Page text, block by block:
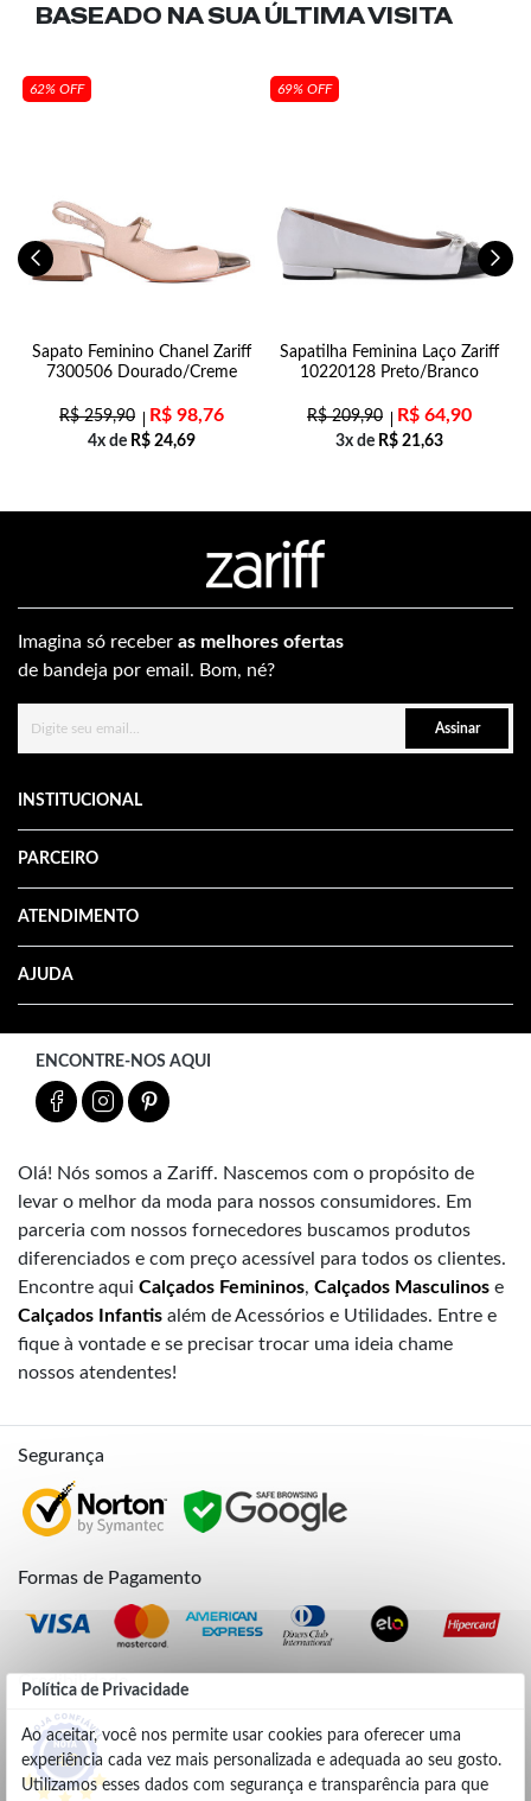
Política de Privacidade
Ao aceitar, você nos permite usar cookies para oferecer uma
experiência cada vez mais personalizada e adequada ao seu gosto.
Utilizamos esses dados com segurança e transparência para que
BASEADO NA SUAÚLTIMA VISITA
62% OFF
Sapato Feminino Chanel Zariff
7300506 Dourado/Creme
R$259,90 R$ 98,76
4x de R$ 24,69
69% OFF
Sapatilha Feminina Laço Zariff
10220128 Preto/Branco
R$209,90 R$ 64,90
3x de R$ 21,63
Imagina só receber as melhores ofertas
de bandeja por email. Bom, né?
Assinar
INSTITUCIONAL
PARCEIRO
ATENDIMENTO
AJUDA
ENCONTRE-NOS AQUI
Olá! Nós somos a Zariff. Nascemos com o propósito de
levar o melhor da moda para nossos consumidores. Em
parceria com nossos fornecedores buscamos produtos
diferenciados e com preço acessível para todos os clientes.
Encontre aqui Calçados Femininos, Calçados Masculinos e
Calçados Infantis além de Acessórios e Utilidades. Entre e
fique à vontade e se precisar trocar uma ideia chame
nossos atendentes!
Segurança
Formas de Pagamento
Credibilidade
4.9